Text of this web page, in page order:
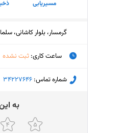
مسیریابی
گرمسار، بلوار کاشانی،
ساعت کاری: ثبت نشده
جمعه (امروز)
شماره تماس: ‎34227646
ﺑﻪ